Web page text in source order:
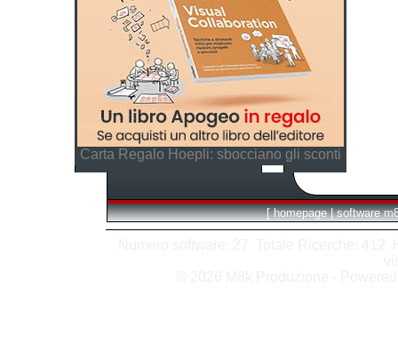
Carta Regalo Hoepli: sbocciano gli sconti
[ homepage | software